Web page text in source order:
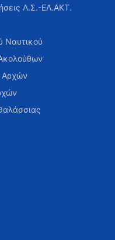
Λ.Σ.-ΕΛ.ΑΚΤ.
Ναυτικού
Αρχών